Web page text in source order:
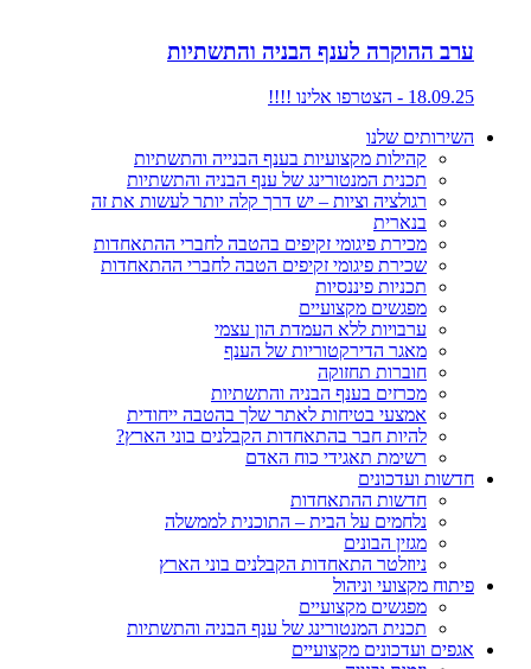
ערב ההוקרה לענף הבניה והתשתיות
18.09.25 - הצטרפו אלינו !!!!
השירותים שלנו
קהילות מקצועיות בענף הבנייה והתשתיות
תכנית המנטורינג של ענף הבניה והתשתיות
רגולציה וציות – יש דרך קלה יותר לעשות את זה
בנארית
מכירת פיגומי זקיפים בהטבה לחברי ההתאחדות
שכירת פיגומי זקיפים הטבה לחברי ההתאחדות
תכניות פיננסיות
מפגשים מקצועיים
ערבויות ללא העמדת הון עצמי
מאגר הדירקטוריות של הענף
חוברות תחזוקה
מכרזים בענף הבניה והתשתיות
אמצעי בטיחות לאתר שלך בהטבה ייחודית
להיות חבר בהתאחדות הקבלנים בוני הארץ?
רשימת תאגידי כוח האדם
חדשות ועדכונים
חדשות ההתאחדות
נלחמים על הבית – התוכנית לממשלה
מגזין הבונים
ניוזלטר התאחדות הקבלנים בוני הארץ
פיתוח מקצועי וניהול
מפגשים מקצועיים
תכנית המנטורינג של ענף הבניה והתשתיות
אגפים ועדכונים מקצועיים